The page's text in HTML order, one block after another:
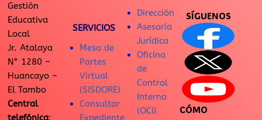
Gestión
Educativa
Local
Jr. Atalaya
N° 1280 –
Huancayo –
El Tambo
Central
telefónica:
SERVICIOS
Mesa de
Partes
Virtual
(SISDORE)
Consultar
Expediente
Dirección
Asesoría
Jurídica
Oficina
de
Control
Interno
(OCI)
SÍGUENOS
CÓMO